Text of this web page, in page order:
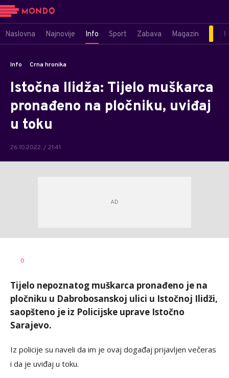
Naslovna Najnovije Info Sport Zabava Magazin
Info Crna hronika
Istočna Ilidža: Tijelo muškarca
pronađeno na pločniku, uviđaj
u toku
26.10.2022. / 21:41
AUTOR
0
Tijelo nepoznatog muškarca pronađeno je na
pločniku u Dabrobosanskoj ulici u Istočnoj Ilidži,
saopšteno je iz Policijske uprave Istočno
Sarajevo.
Iz policije su naveli da im je ovaj događaj prijavljen večeras
i da je uviđaj u toku.